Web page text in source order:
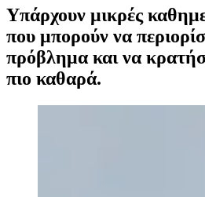
Υπάρχουν μικρές
που μπορούν να
πρόβλημα και να
πιο καθαρά.